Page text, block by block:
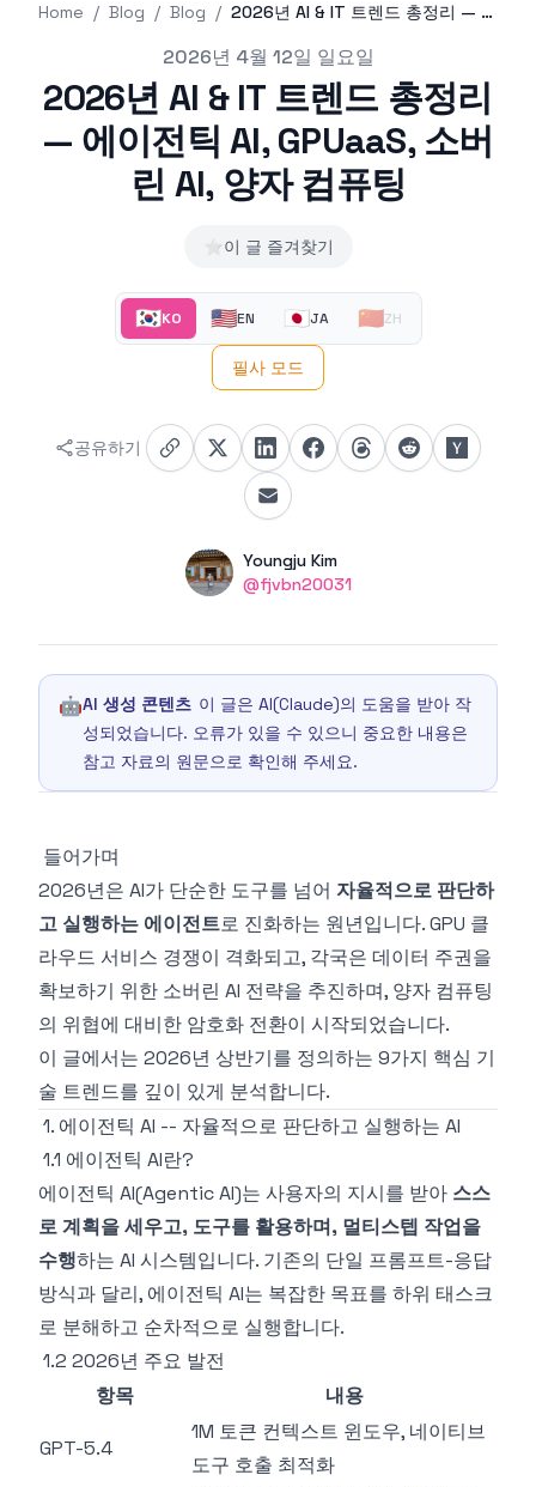
Home / Blog / Blog / 2026년 AI & IT 트렌드 총정리 — 에이전틱 AI, GPUaaS, 소버린 AI, 양자 컴퓨팅
2026년 4월 12일 일요일
2026년 AI & IT 트렌드 총정리
— 에이전틱 AI, GPUaaS, 소버
린 AI, 양자 컴퓨팅
⭐이 글 즐겨찾기
🇰🇷KO 🇺🇸EN 🇯🇵JA 🇨🇳ZH
필사 모드
공유하기
Name
Youngju Kim
Twitter
@fjvbn20031
🤖AI 생성 콘텐츠 이 글은 AI(Claude)의 도움을 받아 작
성되었습니다. 오류가 있을 수 있으니 중요한 내용은
참고 자료의 원문으로 확인해 주세요.
들어가며
2026년은 AI가 단순한 도구를 넘어 자율적으로 판단하
고 실행하는 에이전트로 진화하는 원년입니다. GPU 클
라우드 서비스 경쟁이 격화되고, 각국은 데이터 주권을
확보하기 위한 소버린 AI 전략을 추진하며, 양자 컴퓨팅
의 위협에 대비한 암호화 전환이 시작되었습니다.
이 글에서는 2026년 상반기를 정의하는 9가지 핵심 기
술 트렌드를 깊이 있게 분석합니다.
1. 에이전틱 AI -- 자율적으로 판단하고 실행하는 AI
1.1 에이전틱 AI란?
에이전틱 AI(Agentic AI)는 사용자의 지시를 받아 스스
로 계획을 세우고, 도구를 활용하며, 멀티스텝 작업을
수행하는 AI 시스템입니다. 기존의 단일 프롬프트-응답
방식과 달리, 에이전틱 AI는 복잡한 목표를 하위 태스크
로 분해하고 순차적으로 실행합니다.
1.2 2026년 주요 발전
항목
내용
GPT-5.4
1M 토큰 컨텍스트 윈도우, 네이티브
도구 호출 최적화